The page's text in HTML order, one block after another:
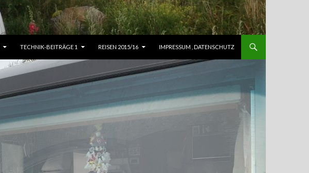
TECHNIK-BEITRÄGE 1 REISEN 2015/16 IMPRESSUM , DATENSCHUTZ